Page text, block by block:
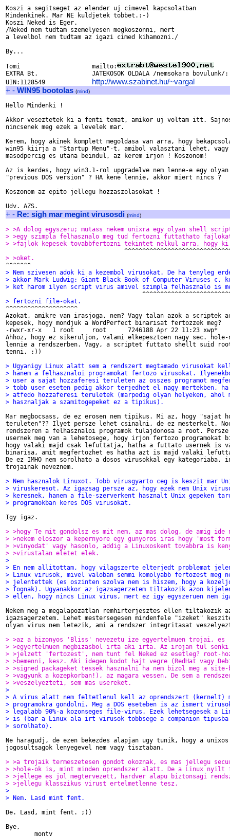
Koszi a segitseget az elender uj cimevel kapcsolatban
Mindenkinek. Mar NE kuldjetek tobbet.:-)
Koszi Neked is Eger.
/Neked nem tudtam szemelyesen megkoszonni, mert
a levelbol nem tudtam az igazi cimed kihamozni./
By...
Tomi			mailto:
EXTRA Bt.		JATEKOSOK OLDALA /nemsokara bovulunk/:
http://www.szabinet.hu/~vargal
+ - WIN95 bootolas (mind)
Hello Mindenki !
Akkor veseztetek ki a fenti temat, amikor uj voltam itt.
nincsenek meg ezek a levelek mar.
Kerem, hogy akinek komplett megoldasa van arra, hogy
win95 kiirja a "Startup Menu"-t, amibol valasztani lehet,
masodpercig es utana beindul, az kerem irjon ! Koszonom!
Az is kerdes, hogy win3.1-rol upgradelve nem lenne-e egy
"previous DOS version" ? HA kene lennie, akkor miert nincs ?
Koszonom az epito jellegu hozzaszolasokat !
+ - Re: sigh mar megint virusosdi (mind)
> >A dolog egyszeru; mutass nekem unixra egy olyan shell
> >egy szimpla felhasznalo meg tud fertozni futtathato
> >fajlok kepesek tovabbfertozni tekintet nelkul arra, hogy
> >oket.
> Nem szivesen adok ki a kezembol virusokat. De ha tenyleg
> akkor Mark Ludwig: Giant Black Book of Computer Viruses c.
> ket harom ilyen script virus amivel szimpla felhasznalo is
> fertozni file-okat.
^^^^^^^^^^^^^^^^^^^^
Azokat, amikre van irasjoga, nem? Vagy talan azok a scriptek
kepesek, hogy mondjuk a WordPerfect binarisat fertozzek meg?
-rwxr-xr-x   1 root     root      7246188 Apr 22 11:23 xwp*
Ahhoz, hogy ez sikeruljon, valami elkepesztoen nagy sec. hole-
lennie a rendszerben. Vagy, a scriptet futtato shellt suid
tenni. :))
> Ugyanigy Linux alatt sem a rendszert megtamado virusokat
> hanem a felhasznaloi programokat fertozo virusokat.
> user a sajat hozzaferesi teruleten az osszes programot
> tobb user eseten pedig akkor terjedhet el nagy mertekben, ha
> atfedo hozzaferesi teruletek (marpedig olyan helyeken, ahol
> hasznaljak a szamitogepeket ez a tipikus).
Mar megbocsass, de ez erosen nem tipikus. Mi az, hogy "sajat
teruleten"?? Ilyet persze lehet csinalni, de ez mesterkelt.
rendszeren a felhasznaloi programok tulajdonosa a root. Persze
usernek meg van a lehetosege, hogy irjon fertozo programokat
hogy valaki majd csak lefuttatja, hatha a futtato usernek is
binarisa, amit megfertozhet es hatha azt is majd valaki
De ez IMHO nem sorolhato a dosos virusokkal egy kategoriaba,
trojainak neveznem.
> Nem hasznalok Linuxot. Tobb virusgyarto ceg is keszit mar
> viruskeresot. Az igazsag persze az, hogy ezek nem Unix
> keresnek, hanem a file-szerverkent hasznalt Unix gepeken
> programokban keres DOS virusokat.
Igy igaz.
> >hogy Te mit gondolsz es mit nem, az mas dolog, de amig ide
> >nekem eloszor a kepernyore egy gunyoros iras hogy 'most
> >vinyodat' vagy hasonlo, addig a Linuxoskent tovabbra is
> >virustalan eletet elek.
>
> En nem allitottam, hogy vilagszerte elterjedt problemat
> Linux virusok, mivel valoban semmi komolyabb fertozest meg
> jelentettek (es oszinten szolva nem is hiszem, hogy a
> fognak). Ugyanakkor az igazsagerzetem tiltakozik azon
> ellen, hogy nincs Linux virus, mert ez igy egyszeruen nem
Nekem meg a megalapozatlan remhirterjesztes ellen tiltakozik
igazsagerzetem. Lehet mestersegesen mindenfele "izeket"
olyan virus nem letezik, ami a rendszer integritasat
> >az a bizonyos 'Bliss' nevezetu ize egyertelmuen trojai, es
> >egyertelmuen megbizasbol irta aki irta. Az irojan tul senki
> >jelzett 'fertozest', nem tunt fel Neked ez esetleg? root-
> >bemenni, kesz. Aki idegen kodot hajt vegre (RedHat vagy
> >signed packageket tessek hasznalni ha nem bizol meg a site-
> >vagyunk a kozepkorban!), az magara vessen. De sem a
> >veszelyezteti, sem mas usereket.
>
> A virus alatt nem feltetlenul kell az oprendszert (kernelt)
> programokra gondolni. Meg a DOS eseteben is az ismert
> legalabb 90%-a kozonseges file-virus. Ezek lehetsegesek a
> is (bar a Linux ala irt virusok tobbsege a companion tipusba
> sorolhato).
Ne haragudj, de ezen bekezdes alapjan ugy tunik, hogy a
jogosultsagok lenyegevel nem vagy tisztaban.
> >a trojaik termeszetesen gondot okoznak, es mas jellegu
> >hole-ok is, mint minden oprendszer alatt. De a Linux nyilt
> >jellege es jol megtervezett, hardver alapu biztonsagi
> >jellegu klasszikus virust ertelmetlenne tesz.
>
> Nem. Lasd mint fent.
De. Lasd, mint fent. ;))
Bye,